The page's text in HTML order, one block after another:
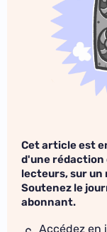
Cet article est
d'une rédaction
lecteurs, sur un
Soutenez le
abonnant.
Accédez en